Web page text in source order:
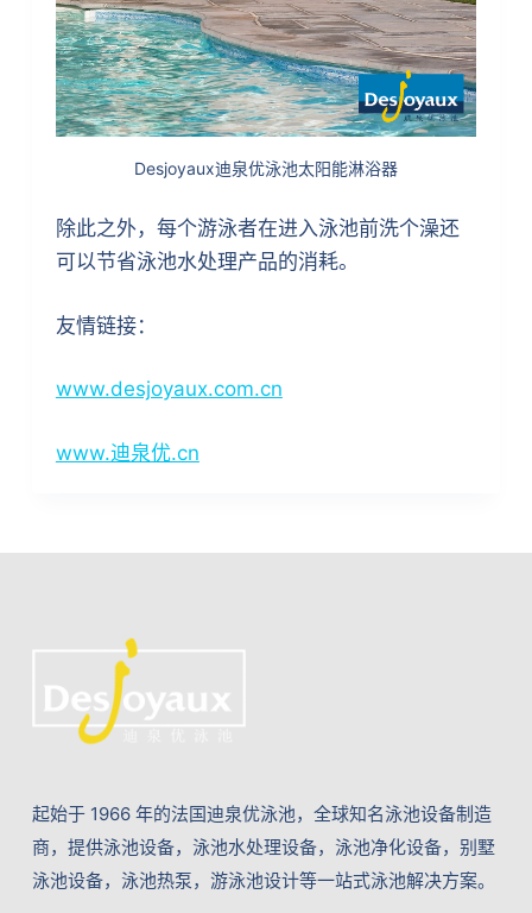
Desjoyaux迪泉优泳池太阳能淋浴器
除此之外，每个游泳者在进入泳池前洗个澡还
可以节省泳池水处理产品的消耗。
友情链接：
www.desjoyaux.com.cn
www.迪泉优.cn
起始于 1966 年的法国迪泉优泳池，全球知名泳池设备制造
商，提供泳池设备，泳池水处理设备，泳池净化设备，别墅
泳池设备，泳池热泵，游泳池设计等一站式泳池解决方案。